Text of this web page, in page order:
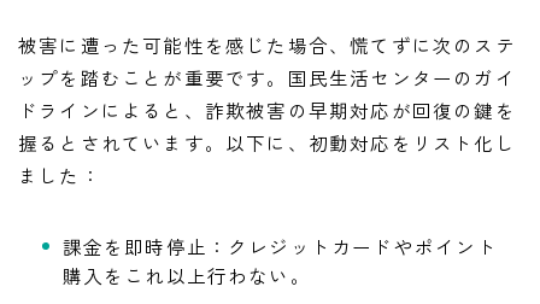
被害に遭った可能性を感じた場合、慌てずに次のステ
ップを踏むことが重要です。国民生活センターのガイ
ドラインによると、詐欺被害の早期対応が回復の鍵を
握るとされています。以下に、初動対応をリスト化し
ました：
課金を即時停止：クレジットカードやポイント
購入をこれ以上行わない。